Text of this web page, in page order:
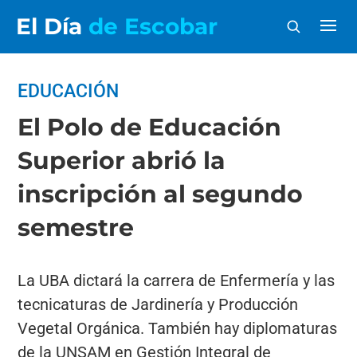
El Día de Escobar
EDUCACIÓN
El Polo de Educación
Superior abrió la
inscripción al segundo
semestre
La UBA dictará la carrera de Enfermería y las
tecnicaturas de Jardinería y Producción
Vegetal Orgánica. También hay diplomaturas
de la UNSAM en Gestión Integral de